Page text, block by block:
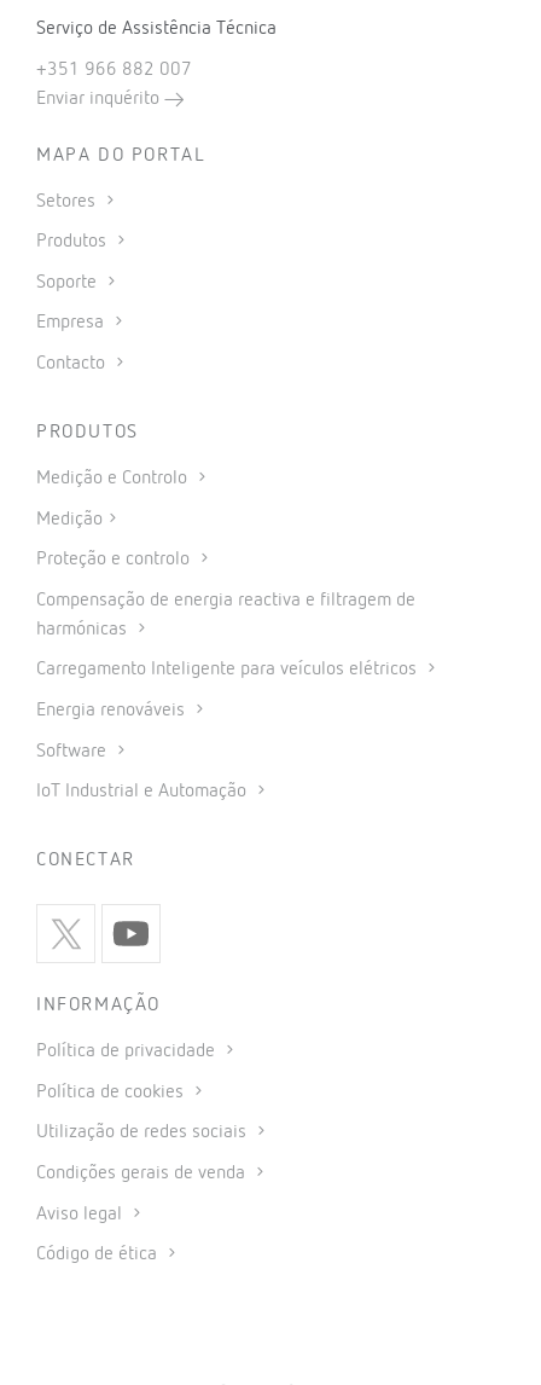
Serviço de Assistência Técnica
+351 966 882 007
Enviar inquérito
MAPA DO PORTAL
Setores
Produtos
Soporte
Empresa
Contacto
PRODUTOS
Medição e Controlo
Medição
Proteção e controlo
Compensação de energia reactiva e filtragem de
harmónicas
Carregamento Inteligente para veículos elétricos
Energia renováveis
Software
IoT Industrial e Automação
CONECTAR
INFORMAÇÃO
Política de privacidade
Política de cookies
Utilização de redes sociais
Condições gerais de venda
Aviso legal
Código de ética